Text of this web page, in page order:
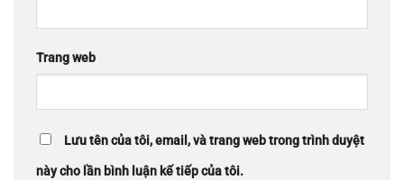
Trang web
Lưu tên của tôi, email, và trang web trong trình duyệt
này cho lần bình luận kế tiếp của tôi.